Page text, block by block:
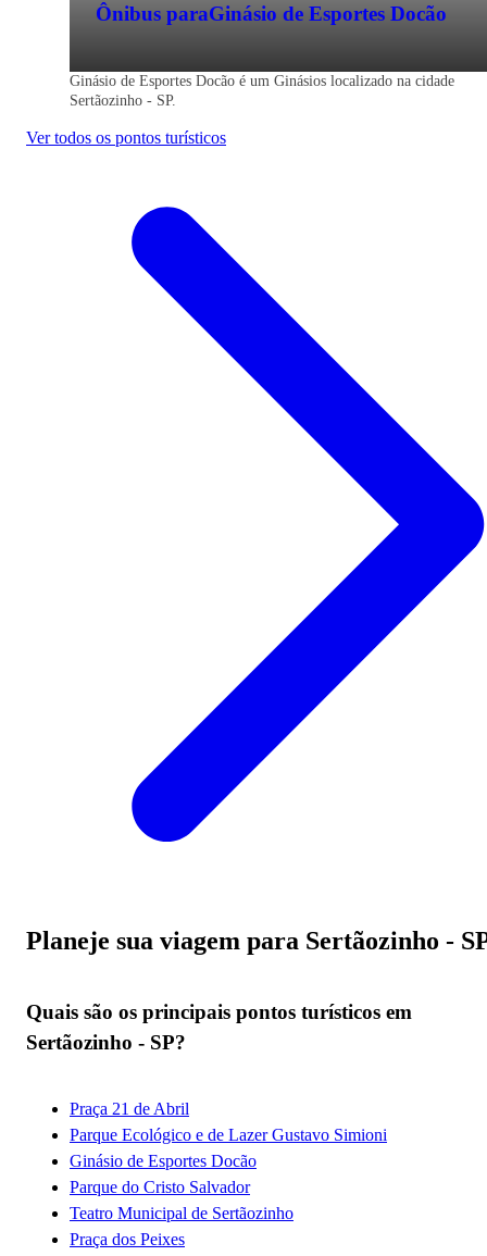
Ônibus paraGinásio de Esportes Docão
Ginásio de Esportes Docão é um Ginásios localizado na cidade
Sertãozinho - SP.
Ver todos os pontos turísticos
Planeje sua viagem para Sertãozinho -
Quais são os principais pontos turísticos em
Sertãozinho - SP?
Praça 21 de Abril
Parque Ecológico e de Lazer Gustavo Simioni
Ginásio de Esportes Docão
Parque do Cristo Salvador
Teatro Municipal de Sertãozinho
Praça dos Peixes